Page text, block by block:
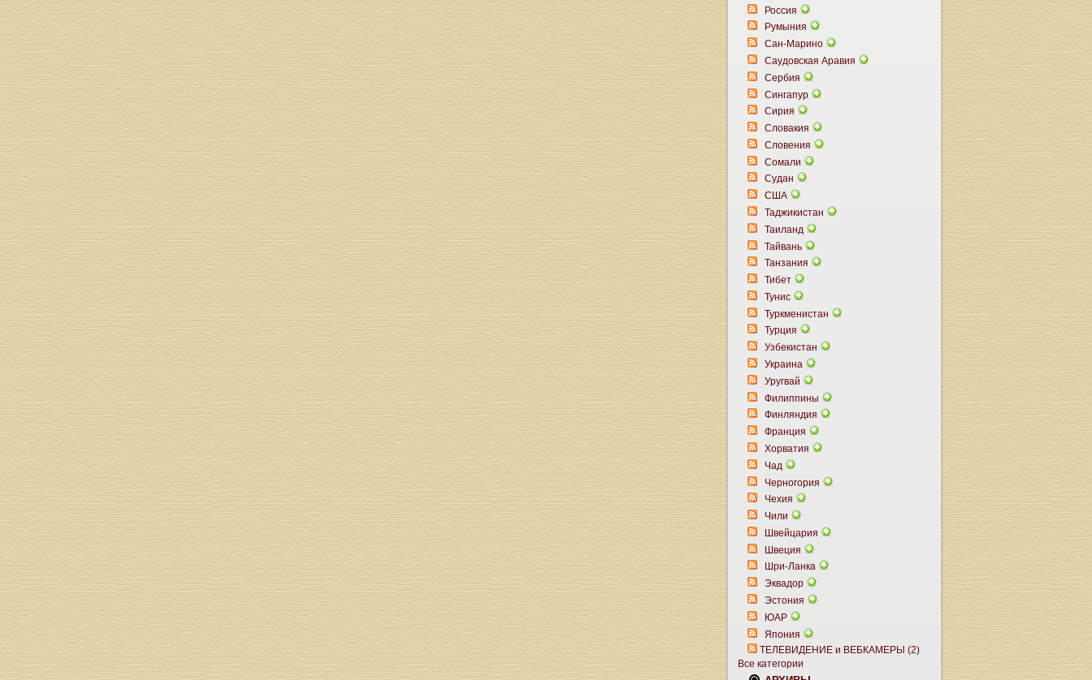
Россия
Румыния
Сан-Марино
Саудовская Аравия
Сербия
Сингапур
Сирия
Словакия
Словения
Сомали
Судан
США
Таджикистан
Таиланд
Тайвань
Танзания
Тибет
Тунис
Туркменистан
Турция
Узбекистан
Украина
Уругвай
Филиппины
Финляндия
Франция
Хорватия
Чад
Черногория
Чехия
Чили
Швейцария
Швеция
Шри-Ланка
Эквадор
Эстония
ЮАР
Япония
ТЕЛЕВИДЕНИЕ и ВЕБКАМЕРЫ (2)
Все категории